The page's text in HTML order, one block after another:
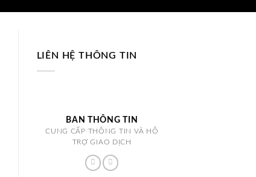
LIÊN HỆ THÔNG TIN
BAN THÔNG TIN
CUNG CẤP THÔNG TIN VÀ HỖ
TRỢ GIAO DỊCH